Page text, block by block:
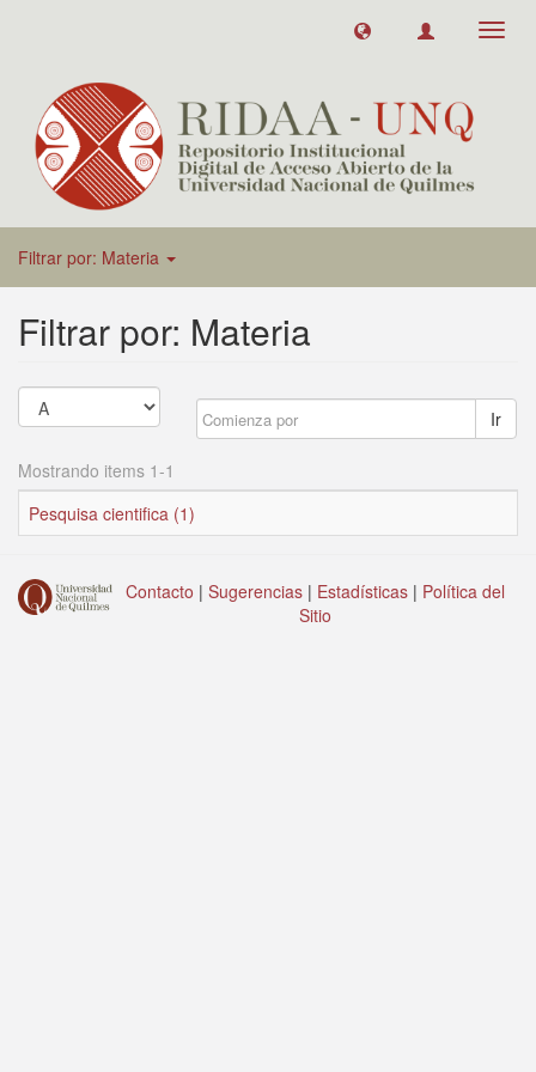
Filtrar por: Materia
Filtrar por: Materia
Ir
Mostrando items 1-1
Pesquisa cientifica (1)
Contacto | Sugerencias | Estadísticas | Política del
Sitio